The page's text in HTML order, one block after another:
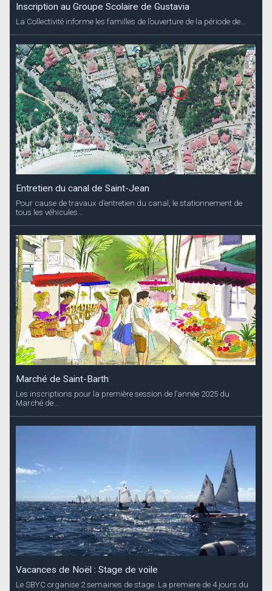
Inscription au Groupe Scolaire de Gustavia
La Collectivité informe les familles de l’ouverture de la période de...
Entretien du canal de Saint-Jean
Pour cause de travaux d’entretien du canal, le stationnement de
tous les véhicules...
Marché de Saint-Barth
Les inscriptions pour la première session de l’année 2025 du
Marché de...
Vacances de Noël : Stage de voile
Le SBYC organise 2 semaines de stage. La premiere de 4 jours du